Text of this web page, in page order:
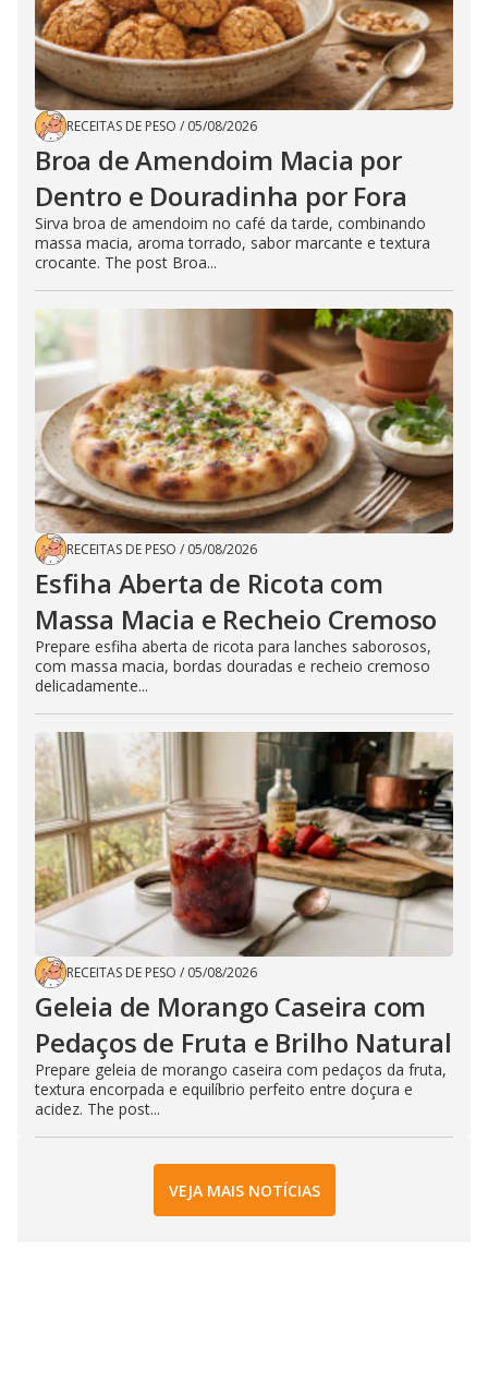
RECEITAS DE PESO / 05/08/2026
Broa de Amendoim Macia por
Dentro e Douradinha por Fora
Sirva broa de amendoim no café da tarde, combinando
massa macia, aroma torrado, sabor marcante e textura
crocante. The post Broa...
RECEITAS DE PESO / 05/08/2026
Esfiha Aberta de Ricota com
Massa Macia e Recheio Cremoso
Prepare esfiha aberta de ricota para lanches saborosos,
com massa macia, bordas douradas e recheio cremoso
delicadamente...
RECEITAS DE PESO / 05/08/2026
Geleia de Morango Caseira com
Pedaços de Fruta e Brilho Natural
Prepare geleia de morango caseira com pedaços da fruta,
textura encorpada e equilíbrio perfeito entre doçura e
acidez. The post...
VEJA MAIS NOTÍCIAS